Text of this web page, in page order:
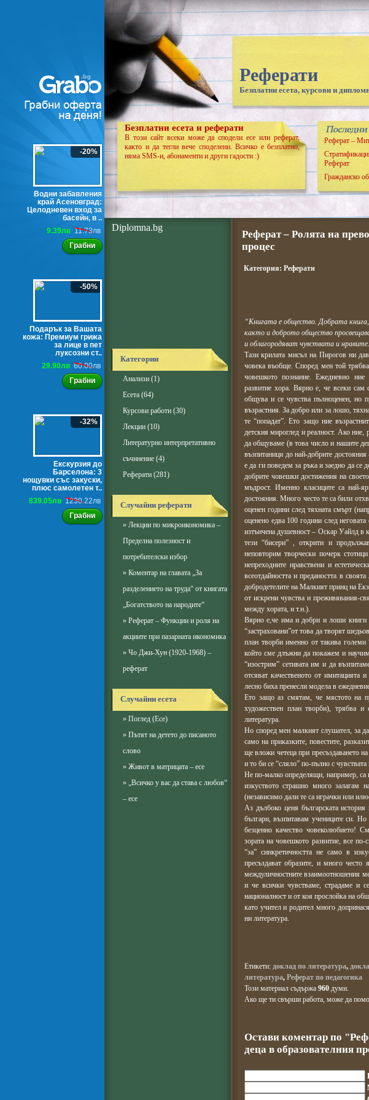
-20%
Водни забавления
край Асеновград:
Целодневен вход за
басейн, в ..
9.39лв 11.73лв
Грабни
-50%
Подарък за Вашата
кожа: Премиум грижа
за лице в пет
луксозни ст..
29.90лв 60.00лв
Грабни
-32%
Екскурзия до
Барселона: 3
нощувки със закуски,
плюс самолетен т..
839.05лв 1230.22лв
Грабни
Реферати
Безплатни есета, курсови и
Безплатни есета и реферати
В този сайт всеки може да сподели есе или реферат,
както и да тегли вече споделени. Всичко е безплатно,
няма SMS-и, абонаменти и други гадости :)
Реферат –
Реферат
Гражданско
Diplomna.bg
Категории
Анализи (1)
Есета (64)
Курсови работи (30)
Лекции (10)
Литературно интерпретативно
съчинение (4)
Реферати (281)
Случайни реферати
» Лекции по микроикономика –
Пределна полезност и
потребителски избор
» Коментар на главата „За
разделението на труда“ от книгата
„Богатствотo на народите“
» Реферат – Функции и роля на
акциите при пазарната икономика
» Чо Джи-Хун (1920-1968) –
реферат
Случайни есета
» Поглед (Есе)
» Пътят на детето до писаното
слово
» Живот в матрицата – есе
» „Всичко у вас да става с любов“
– есе
Реферат – Ролята на
процес
Категория: Реферати
“Книгата е общество. Добрата книга,
както и доброто общество
и облагородяват чувствата и
Тази крилата мисъл на Пирогов ни
човека въобще. Според мен той
човешкото познание. Ежедневно ние
развитие хора. Вярно е, че всеки сам
общува и се чувства пълноценен, но
възрастния. За добро или за лошо,
те “попадат”. Ето защо ние
детския мироглед и реалност. Ако ние,
да общуваме (в това число и нашите
възпитаници до най-добрите
е да ги поведем за ръка и заедно да се
добрите човешки достижения на
мъдрост. Именно класиците са най-
достояния. Много често те са били
оценен години след тяхната смърт
оценено едва 100 години след
изтънчена душевност – Оскар Уайлд в
тези “бисери” , открити и
неповторим творчески почерк
непреходните нравствени и
всеотдайността и предаността в
добродетелите на Малкият принц на
от искрени чувства и преживявания-
между хората, и т.н.).
Вярно е,че има и добри и лоши книги
“застраховани”от това да творят
план творби именно от такива големи
който сме длъжни да покажем и
“изострим” сетивата им и да
отсяват качественото от имитацията
лесно биха пренесли модела в
Ето защо аз смятам, че мястото на
художествен план творби), трябва и
литература.
Но според мен малкият слушател, за
само на приказките, повестите,
ще вложи четеца при пресъздаването
и то би се “сляло” по-пълно с
Не по-малко определящи, например, са
изкуството страшно много залагам
(независимо дали те са играчки или
Аз дълбоко ценя българската
българи, възпитавам учениците си.
безценно качество човеколюбието!
зората на човешкото развитие, все
“за” синкретичността не само в
пресъздават образите, и много често
междуличностните взаимоотношения
и че всички чувстваме, страдаме и
националност и от коя прослойка на
като учител и родител много
ни литература.
Етикети: доклад по литература,
литература, Реферат по педагогика
Този материал съдържа 960 думи.
Ако ще ти свърши работа, може да
Остави коментар по
деца в образователния